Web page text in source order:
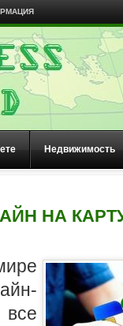
Недвижимость
НА